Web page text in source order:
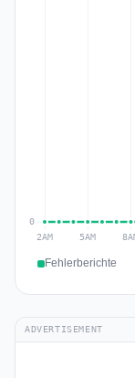
Fehlerberichte
ADVERTISEMENT